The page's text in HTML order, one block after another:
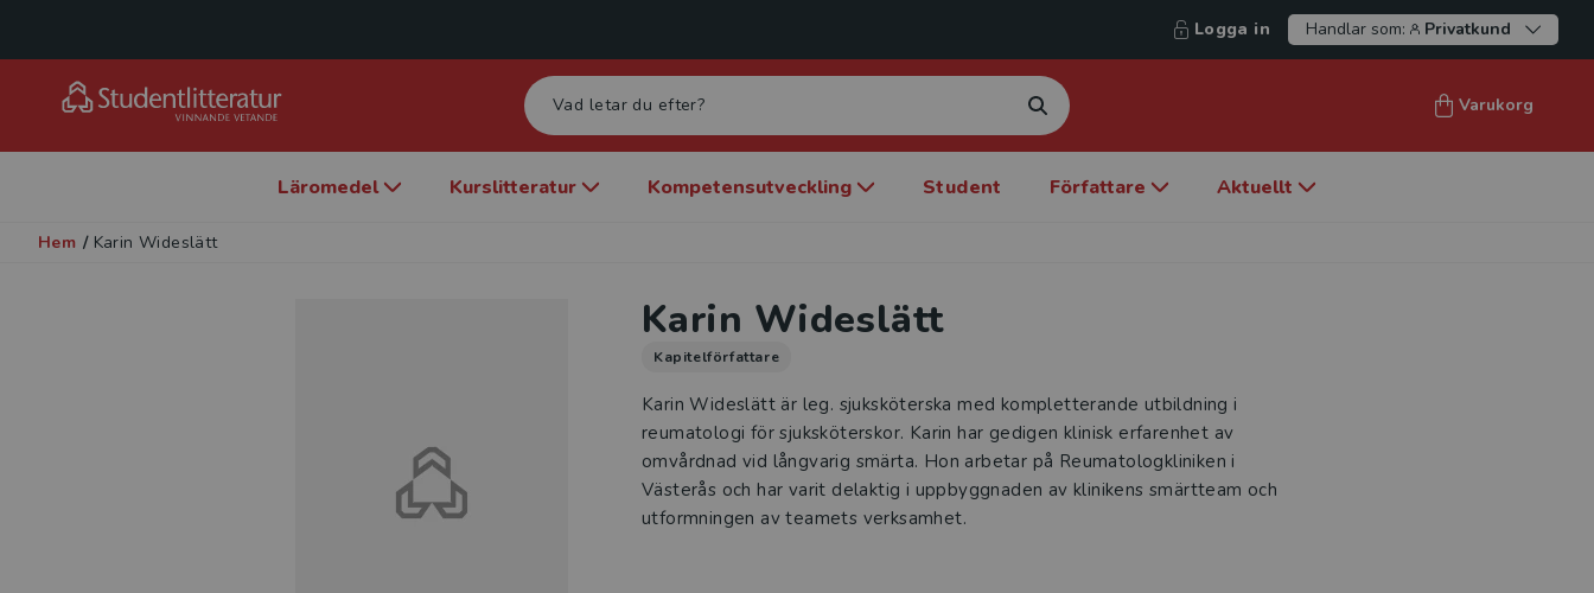
Logga in Handlar som: Privatkund
Varukorg
Läromedel Kurslitteratur Kompetensutveckling Student Författare Aktuellt
Hem / Karin Wideslätt
Karin Wideslätt
Kapitelförfattare
Karin Wideslätt är leg. sjuksköterska med kompletterande utbildning i
reumatologi för sjuksköterskor. Karin har gedigen klinisk erfarenhet av
omvårdnad vid långvarig smärta. Hon arbetar på Reumatologkliniken i
Västerås och har varit delaktig i uppbyggnaden av klinikens smärtteam och
utformningen av teamets verksamhet.